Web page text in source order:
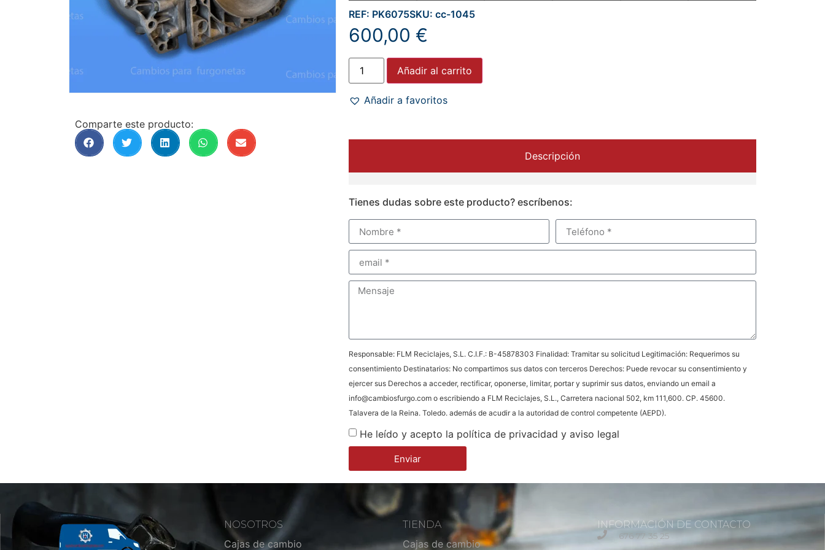
Comparte este producto:
REF: PK6075SKU: cc-1045
600,00 €
Añadir al carrito
Añadir a favoritos
Descripción
Tienes dudas sobre este producto? escríbenos:
Responsable: FLM Reciclajes, S.L. C.I.F.: B-45878303 Finalidad: Tramitar su solicitud Legitimación: Requerimos su
consentimiento Destinatarios: No compartimos sus datos con terceros Derechos: Puede revocar su consentimiento y
ejercer sus Derechos a acceder, rectificar, oponerse, limitar, portar y suprimir sus datos, enviando un email a
info@cambiosfurgo.com o escribiendo a FLM Reciclajes, S.L., Carretera nacional 502, km 111,600. CP. 45600.
Talavera de la Reina. Toledo. además de acudir a la autoridad de control competente (AEPD).
He leído y acepto la política de privacidad y aviso legal
Enviar
NOSOTROS
Cajas de cambio
TIENDA
Cajas de cambio
INFORMACIÓN DE CONTACTO
676 77 35 25